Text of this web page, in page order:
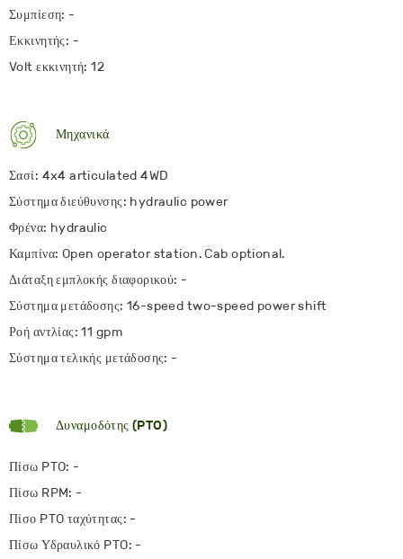
Συμπίεση: -
Εκκινητής: -
Volt εκκινητή: 12
Μηχανικά
Σασί: 4x4 articulated 4WD
Σύστημα διεύθυνσης: hydraulic power
Φρένα: hydraulic
Καμπίνα: Open operator station. Cab optional.
Διάταξη εμπλοκής διαφορικού: -
Σύστημα μετάδοσης: 16-speed two-speed power shift
Ροή αντλίας: 11 gpm
Σύστημα τελικής μετάδοσης: -
Δυναμοδότης (PTO)
Πίσω PTO: -
Πίσω RPM: -
Πίσο PTO ταχύτητας: -
Πίσω Υδραυλικό PTO: -